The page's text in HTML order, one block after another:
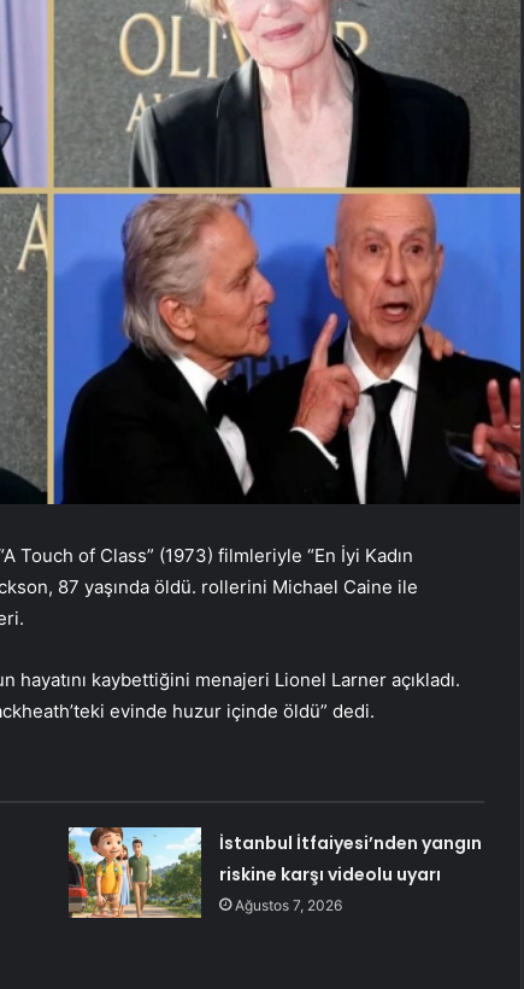
Touch of Class” (1973) filmleriyle “En İyi Kadın
87 yaşında öldü. rollerini Michael Caine ile
hayatını kaybettiğini menajeri Lionel Larner açıkladı.
evinde huzur içinde öldü” dedi.
İstanbul İtfaiyesi’nden yangın
riskine karşı videolu uyarı
Ağustos 7, 2026